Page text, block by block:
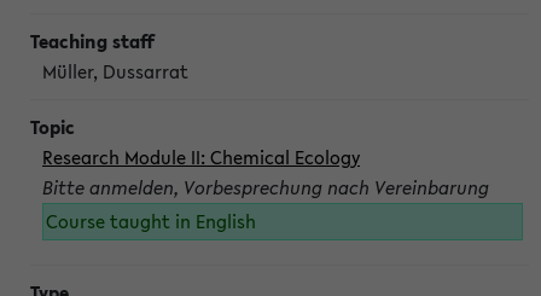
Müller, Dussarrat
Research Module II: Chemical Ecology
Bitte anmelden, Vorbesprechung nach Vereinbarung
Course taught in English